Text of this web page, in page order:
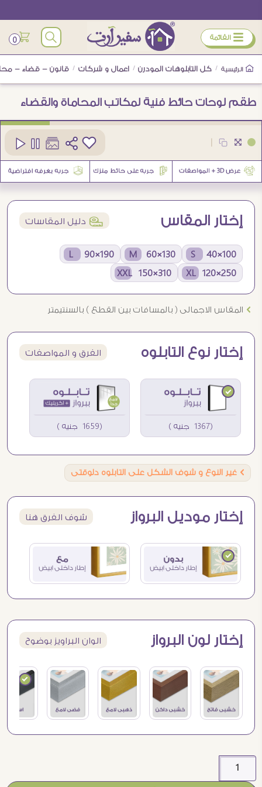
ÿ القائمة 0
الرئيسية / كل التابلوهات المودرن / اعمال و شركات / قانون - قضاء -
طقم لوحات حائط فنية لمكاتب المحاماة والقضاء
إختار المقاس í دليل المقاسات
100×40 S
130×60 M
190×90 L
250×120 XL
310×150 XXL
Ö المقاس الاجمالى ( بالمسافات بين القطع ) بالسنتيمتر
إختار نوع التابلوه الفرق و المواصفات
(1367 جنيه ) (1659 جنيه )
Ö غير النوع و شوف الشكل على التابلوه دلوقتى
إختار موديل البرواز شوف الفرق هنا
إختار لون البرواز الوان البراويز بوضوح